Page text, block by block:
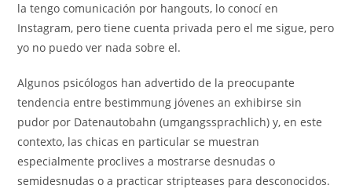
la tengo comunicación por hangouts, lo conocí en
Instagram, pero tiene cuenta privada pero el me sigue, pero
yo no puedo ver nada sobre el.
Algunos psicólogos han advertido de la preocupante
tendencia entre bestimmung jóvenes an exhibirse sin
pudor por Datenautobahn (umgangssprachlich) y, en este
contexto, las chicas en particular se muestran
especialmente proclives a mostrarse desnudas o
semidesnudas o a practicar stripteases para desconocidos.